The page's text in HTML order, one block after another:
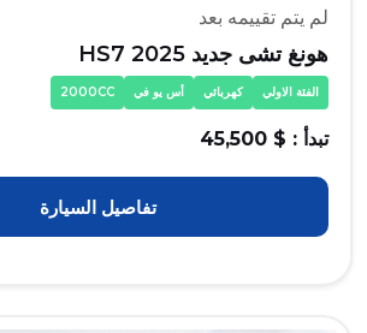
لم يتم تقييمه بعد
هونغ تشى جديد HS7 2025
الفئة الاولي كهربائي أس يو في 2000CC
تبدأ : $ 45,500
تفاصيل السيارة